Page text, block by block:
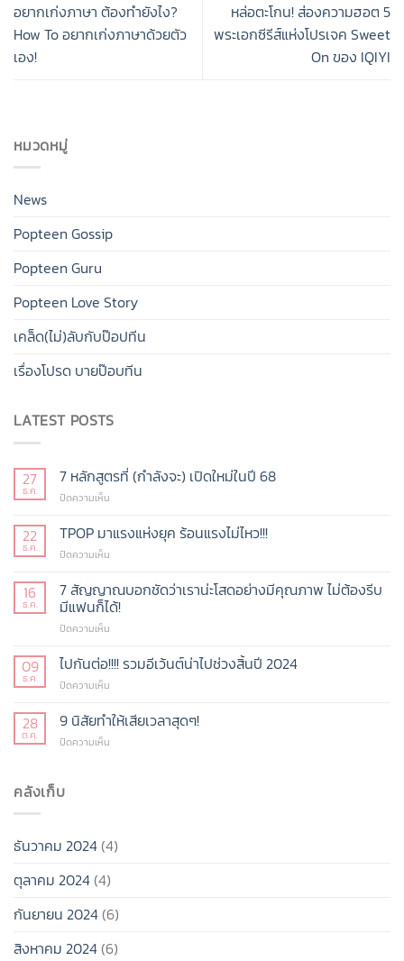
อยากเก่งภาษา ต้องทำยังไง?
How To อยากเก่งภาษาด้วยตัว
เอง!
หล่อตะโกน! ส่องความฮอต 5
พระเอกซีรีส์แห่งโปรเจค Sweet
On ของ IQIYI
หมวดหมู่
News
Popteen Gossip
Popteen Guru
Popteen Love Story
เคล็ด(ไม่)ลับกับป๊อปทีน
เรื่องโปรด บายป๊อบทีน
LATEST POSTS
27
ธ.ค.
7 หลักสูตรที่ (กำลังจะ) เปิดใหม่ในปี 68
ปิดความเห็น
หลักสูตร
ที่
เปิด
ใหม่
22
ธ.ค.
TPOP มาแรงแห่งยุค ร้อนแรงไม่ไหว!!!
ปิดความเห็น
มา
แรง
แห่ง
แรง
16
ธ.ค.
7 สัญญาณบอกชัดว่าเราน่ะโสดอย่างมีคุณภาพ ไม่ต้องรีบ
มีแฟนก็ได้!
ปิดความเห็น
สัญญาณ
บอก
เรา
รีบ
มี
ก็ได้!
09
ธ.ค.
ไปกันต่อ!!!! รวมอีเว้นต์น่าไปช่วงสิ้นปี 2024
ปิดความเห็น
กัน
ต่อ!!!!
สิ้น
2024
28
ต.ค.
9 นิสัยทำให้เสียเวลาสุดๆ!
ปิดความเห็น
คลังเก็บ
ธันวาคม 2024(4)
ตุลาคม 2024(4)
กันยายน 2024(6)
สิงหาคม 2024(6)